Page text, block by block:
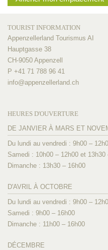
TOURIST INFORMATION
Appenzellerland Tourismus AI
Hauptgasse 38
CH-9050 Appenzell
P +41 71 788 96 41
info@appenzellerland.ch
HEURES D'OUVERTURE
DE JANVIER À MARS ET
Du lundi au vendredi : 9h00 –
Samedi : 10h00 – 12h00 et 13h30
Dimanche : 13h30 – 16h00
D'AVRIL À OCTOBRE
Du lundi au vendredi : 9h00 –
Samedi : 9h00 – 16h00
Dimanche : 11h00 – 16h00
DÉCEMBRE